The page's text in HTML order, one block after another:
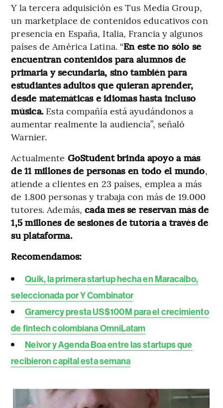
Y la tercera adquisición es Tus Media Group,
un marketplace de contenidos educativos con
presencia en España, Italia, Francia y algunos
países de América Latina. “En este no sólo se
encuentran contenidos para alumnos de
primaria y secundaria, sino también para
estudiantes adultos que quieran aprender,
desde matemáticas e idiomas hasta incluso
música. Esta compañía está ayudándonos a
aumentar realmente la audiencia”, señaló
Warnier.
Actualmente GoStudent brinda apoyo a más
de 11 millones de personas en todo el mundo,
atiende a clientes en 23 países, emplea a más
de 1.800 personas y trabaja con más de 19.000
tutores. Además,cada mes se reservan más de
1,5 millones de sesiones de tutoría a través de
su plataforma.
Recomendamos:
Quik, la primera startup hecha en Maracaibo,
seleccionada por Y Combinator
Gramercy presta US$100M para el crecimiento
de fintech colombiana OmniLatam
Neivor y Agenda Boa entre las startups que
recibieron capital esta semana